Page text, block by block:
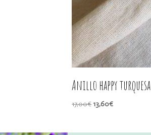
Anillo happy turquesa
17,00€El
13,60€El